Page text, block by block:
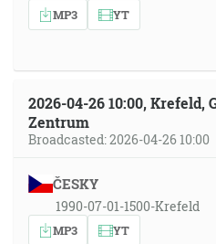
MP3 YT
2026-04-26 10:00, Krefeld,
Zentrum
Broadcasted: 2026-04-26 10:00
ČESKY
1990-07-01-1500-Krefeld
MP3 YT